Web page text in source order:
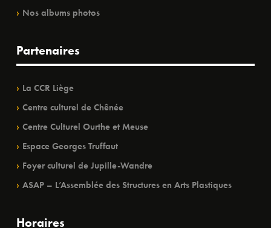
Nos albums photos
Partenaires
La CCR Liège
Centre culturel de Chênée
Centre Culturel Ourthe et Meuse
Espace Georges Truffaut
Foyer culturel de Jupille-Wandre
ASAP – L’Assemblée des Structures en Arts Plastiques
Horaires